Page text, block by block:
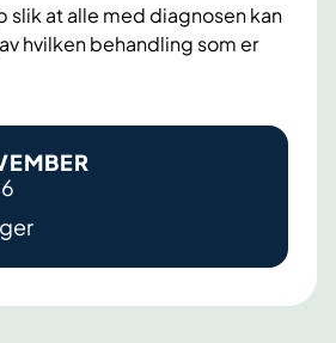
slik at alle med diagnosen kan
hvilken behandling som er